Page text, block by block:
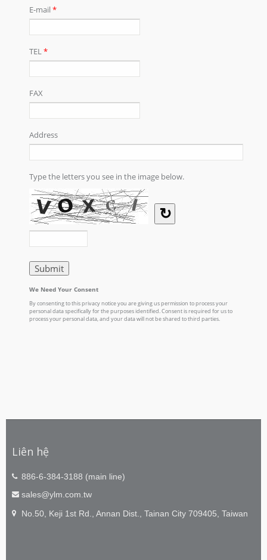
Liên hệ
886-6-384-3188 (main line)
sales@ylm.com.tw
No.50, Keji 1st Rd., Annan Dist., Tainan City 709405, Taiwan